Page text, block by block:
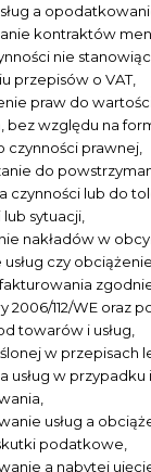
a
kontraktów
nie
przepisów o VAT,
praw do
bez względu na
czynności prawnej,
do
czynności lub do
sytuacji,
nakładów w
czy
2006/112/WE oraz
towarów i usług,
w przepisach
usług w przypadku
usług a
podatkowe,
a nabytej